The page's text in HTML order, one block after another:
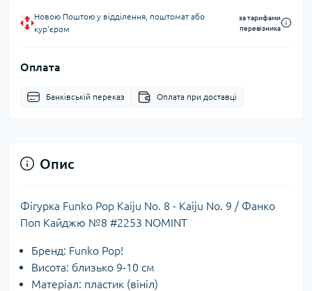
Новою Поштою у відділення, поштомат або
кур'єром
за тарифами
перевізника
Оплата
Банківській переказ Оплата при доставці
Опис
Фігурка Funko Pop Kaiju No. 8 - Kaiju No. 9 / Фанко
Поп Кайджю №8 #2253 NOMINT
Бренд: Funko Pop!
Висота: близько 9-10 см
Матеріал: пластик (вініл)